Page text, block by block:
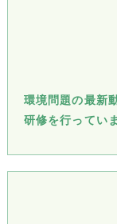
環境問題の最新
研修を行ってい